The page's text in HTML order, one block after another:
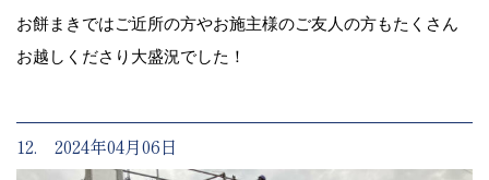
お餅まきではご近所の方やお施主様のご友人の方もたくさん
お越しくださり大盛況でした！
12. 2024年04月06日